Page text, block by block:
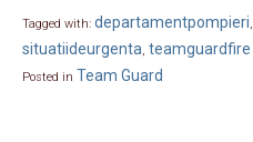
Tagged with: departamentpompieri,
situatiideurgenta, teamguardfire
Posted in Team Guard